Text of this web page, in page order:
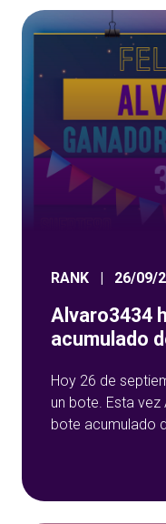
acumulados
RANK | 26/09/
Alvaro3434
acumulado
Hoy 26 de
un bote. Esta vez
bote acumulado
también 35 y